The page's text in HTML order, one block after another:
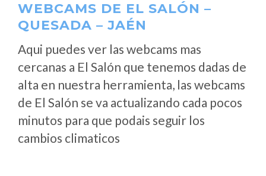
WEBCAMS DE EL SALÓN –
QUESADA – JAÉN
Aqui puedes ver las webcams mas
cercanas a El Salón que tenemos dadas de
alta en nuestra herramienta, las webcams
de El Salón se va actualizando cada pocos
minutos para que podais seguir los
cambios climaticos